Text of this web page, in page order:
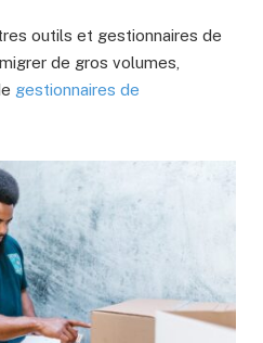
outils et gestionnaires de
de gros volumes,
gestionnaires de